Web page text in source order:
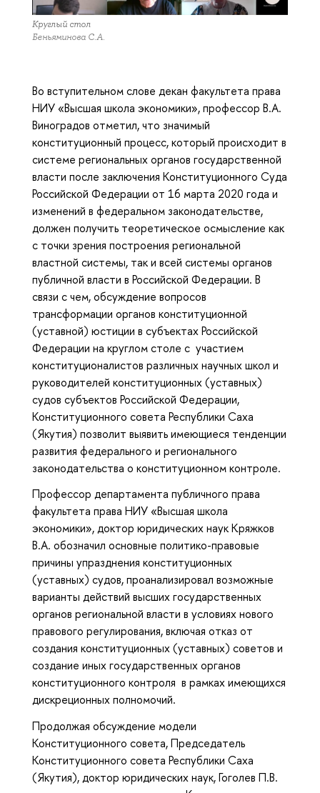
Круглый стол
Беньяминова С.А.
Во вступительном слове декан факультета права
НИУ «Высшая школа экономики», профессор В.А.
Виноградов отметил, что значимый
конституционный процесс, который происходит в
системе региональных органов государственной
власти после заключения Конституционного Суда
Российской Федерации от 16 марта 2020 года и
изменений в федеральном законодательстве,
должен получить теоретическое осмысление как
с точки зрения построения региональной
властной системы, так и всей системы органов
публичной власти в Российской Федерации. В
связи с чем, обсуждение вопросов
трансформации органов конституционной
(уставной) юстиции в субъектах Российской
Федерации на круглом столе с участием
конституционалистов различных научных школ и
руководителей конституционных (уставных)
судов субъектов Российской Федерации,
Конституционного совета Республики Саха
(Якутия) позволит выявить имеющиеся тенденции
развития федерального и регионального
законодательства о конституционном контроле.
Профессор департамента публичного права
факультета права НИУ «Высшая школа
экономики», доктор юридических наук Кряжков
В.А. обозначил основные политико-правовые
причины упразднения конституционных
(уставных) судов, проанализировал возможные
варианты действий высших государственных
органов региональной власти в условиях нового
правового регулирования, включая отказ от
создания конституционных (уставных) советов и
создание иных государственных органов
конституционного контроля в рамках имеющихся
дискреционных полномочий.
Продолжая обсуждение модели
Конституционного совета, Председатель
Конституционного совета Республики Саха
(Якутия), доктор юридических наук, Гоголев П.В.